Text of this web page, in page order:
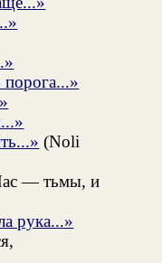
(Noli
— тьмы, и
рука...»